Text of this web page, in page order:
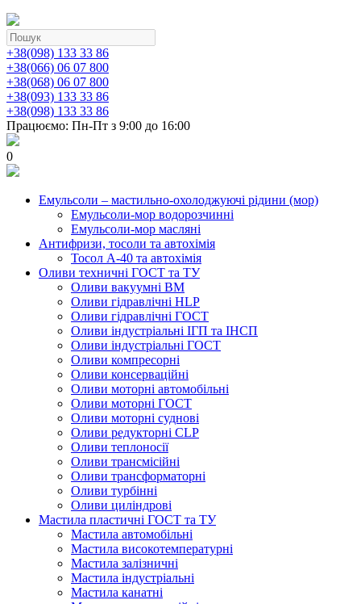
+38(098) 133 33 86
+38(066) 06 07 800
+38(068) 06 07 800
+38(093) 133 33 86
+38(098) 133 33 86
Працюємо: Пн-Пт з 9:00 до 16:00
0
Емульсоли – мастильно-охолоджуючі рідини (мор)
Емульсоли-мор водорозчинні
Емульсоли-мор масляні
Антифризи, тосоли та автохімія
Тосол А-40 та автохімія
Оливи техничні ГОСТ та ТУ
Оливи вакуумні ВМ
Оливи гідравлічні HLP
Оливи гідравлічні ГОСТ
Оливи індустріальні ІГП та ІНСП
Оливи індустріальні ГОСТ
Оливи компресорні
Оливи консерваційні
Оливи моторні автомобільні
Оливи моторні ГОСТ
Оливи моторні суднові
Оливи редукторні CLP
Оливи теплоносії
Оливи трансмісійні
Оливи трансформаторні
Оливи турбінні
Оливи циліндрові
Мастила пластичні ГОСТ та ТУ
Мастила автомобільні
Мастила високотемпературні
Мастила залізничні
Мастила індустріальні
Мастила канатні